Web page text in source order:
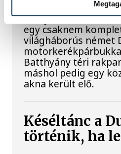
A folyó
egy csaknem
világháborús német
Batthyány téri
máshol pedig egy
akna került elő.
Késéltánc a
történik, ha